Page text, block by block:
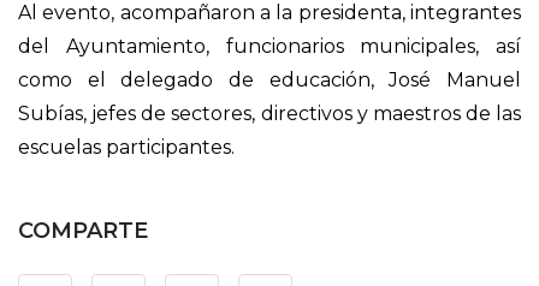
Al evento, acompañaron a la presidenta, integrantes
del Ayuntamiento, funcionarios municipales, así
como el delegado de educación, José Manuel
Subías, jefes de sectores, directivos y maestros de las
escuelas participantes.
COMPARTE